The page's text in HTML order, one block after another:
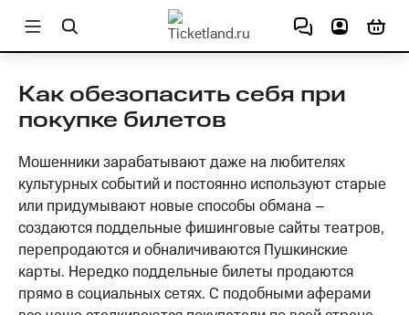
СПЕКТАКЛИ
КОМЕДИИ
ДРАМЫ
ОПЕРЕТТЫ
КОНЦЕРТЫ
ПОП-МУЗЫКА
ФЕСТИВАЛИ
Как обезопасить себя при
покупке билетов
Мошенники зарабатывают даже на любителях
культурных событий и постоянно используют старые
или придумывают новые способы обмана –
создаются поддельные фишинговые сайты театров,
перепродаются и обналичиваются Пушкинские
карты. Нередко поддельные билеты продаются
прямо в социальных сетях. С подобными аферами